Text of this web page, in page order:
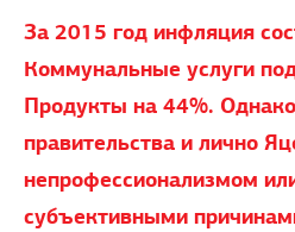
За 2015 год инфляция
Коммунальные услуги
Продукты на 44%.
правительства и лично
непрофессионализмом
субъективными